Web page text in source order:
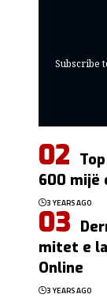
Subscribe
600 mijë
3 YEARS AGO
mitet e
Online
3 YEARS AGO